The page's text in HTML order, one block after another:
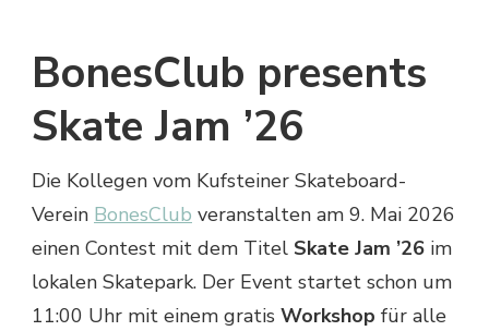
BonesClub presents
Skate Jam ’26
Die Kollegen vom Kufsteiner Skateboard-
Verein BonesClub veranstalten am 9. Mai 2026
einen Contest mit dem Titel Skate Jam ’26 im
lokalen Skatepark. Der Event startet schon um
11:00 Uhr mit einem gratis Workshop für alle